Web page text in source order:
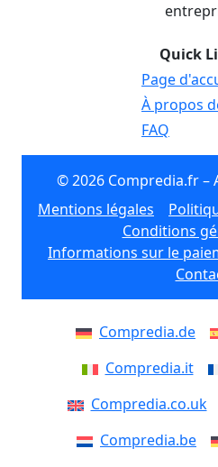
Quick
Page
À propos
FAQ
© 2026 Compredia.fr –
Mentions légales
Conditions
Informations sur le
Compredia.de
Compredia.it
Compredia.co.uk
Compredia.be